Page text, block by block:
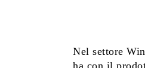
Nel settore
ha con il